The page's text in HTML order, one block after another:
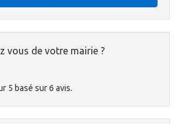
vous de votre mairie ?
5 basé sur6 avis.